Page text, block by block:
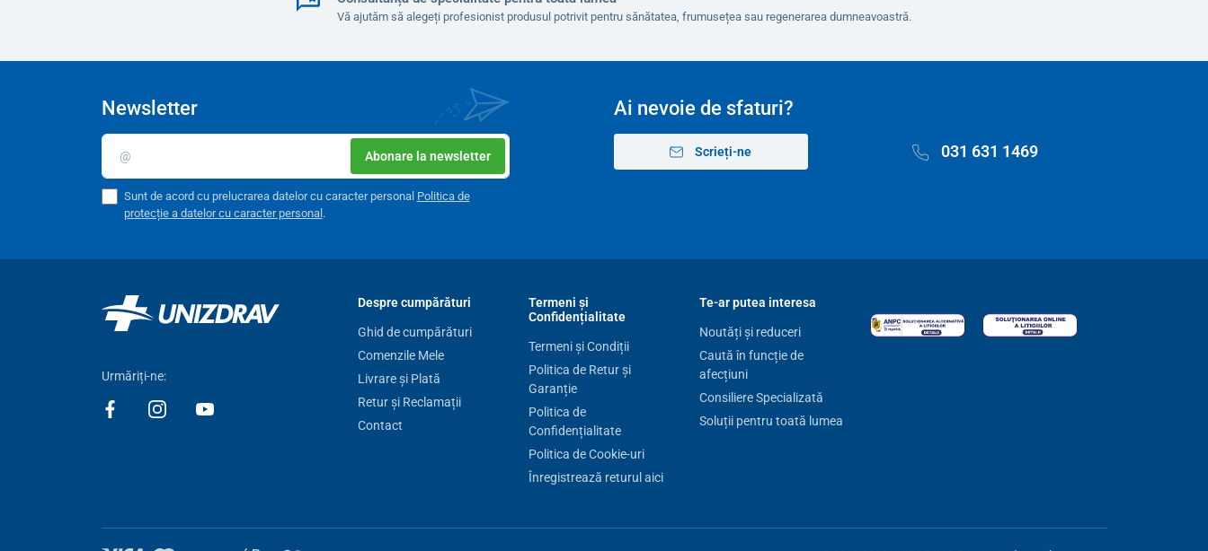
se sprijină pe coloana vertebrală, ceea ce poate duce la dureri în regiunea lombară. O astfelde ședere
Vă ajutăm să alegeți profesionist produsul potrivit pentru sănătatea, frumusețea sau regenerarea dumneavoastră.
Ai nevoie de sfaturi?
Scrieți-ne 031 631 1469
Newsletter
Abonare la newsletter
Sunt de acord cu prelucrarea datelor cu caracter personal Politica de
protecție a datelor cu caracter personal .
Urmăriți-ne:
Despre cumpărături
Ghid de cumpărături
Comenzile Mele
Livrare și Plată
Retur și Reclamații
Contact
Termeni și
Confidențialitate
Termeni și Condiții
Politica de Retur și
Garanție
Politica de
Confidențialitate
Politica de Cookie-uri
Înregistrează returul aici
Te-ar putea interesa
Noutăți și reduceri
Caută în funcție de
afecțiuni
Consiliere Specializată
Soluții pentru toată lumea